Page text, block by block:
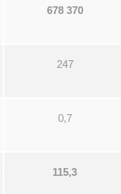
678 370
247
0,7
115,3